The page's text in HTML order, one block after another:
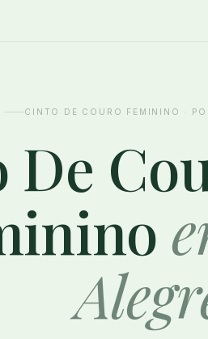
CINTO DE COURO FEMININO ·
De